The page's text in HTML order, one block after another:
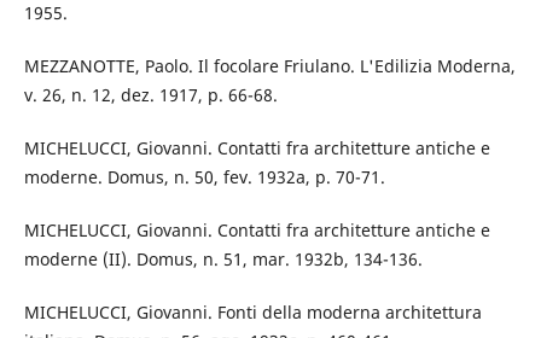
1955.
MEZZANOTTE, Paolo. Il focolare Friulano. L'Edilizia Moderna,
v. 26, n. 12, dez. 1917, p. 66-68.
MICHELUCCI, Giovanni. Contatti fra architetture antiche e
moderne. Domus, n. 50, fev. 1932a, p. 70-71.
MICHELUCCI, Giovanni. Contatti fra architetture antiche e
moderne (II). Domus, n. 51, mar. 1932b, 134-136.
MICHELUCCI, Giovanni. Fonti della moderna architettura